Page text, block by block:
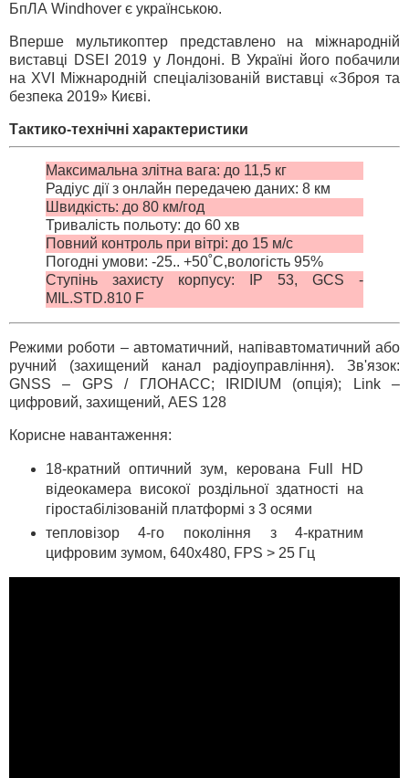
БпЛА Windhover є українською.
Вперше мультикоптер представлено на міжнародній
виставці DSEI 2019 у Лондоні. В Україні його побачили
на XVI Міжнародній спеціалізованій виставці «Зброя та
безпека 2019» Києві.
Тактико-технічні характеристики
Максимальна злітна вага: до 11,5 кг
Радіус дії з онлайн передачею даних: 8 км
Швидкість: до 80 км/год
Тривалість польоту: до 60 хв
Повний контроль при вітрі: до 15 м/с
Погодні умови: -25.. +50˚C,вологість 95%
Ступінь захисту корпусу: IP 53, GCS -
MIL.STD.810 F
Режими роботи – автоматичний, напівавтоматичний або
ручний (захищений канал радіоуправління). Зв'язок:
GNSS – GPS / ГЛОНАСС; IRIDIUM (опція); Link –
цифровий, захищений, AES 128
Корисне навантаження:
18-кратний оптичний зум, керована Full HD
відеокамера високої роздільної здатності на
гіростабілізованій платформі з 3 осями
тепловізор 4-го покоління з 4-кратним
цифровим зумом, 640х480, FPS > 25 Гц